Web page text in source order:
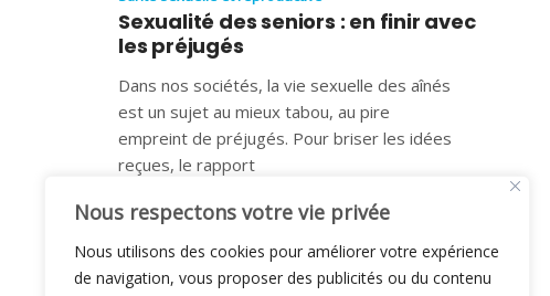
Nous respectons votre vie privée
Nous utilisons des cookies pour améliorer votre expérience
de navigation, vous proposer des publicités ou du contenu
Sexualité des seniors : en finir avec
les préjugés
Dans nos sociétés, la vie sexuelle des aînés
est un sujet au mieux tabou, au pire
empreint de préjugés. Pour briser les idées
reçues, le rapport
15 AVRIL 2023